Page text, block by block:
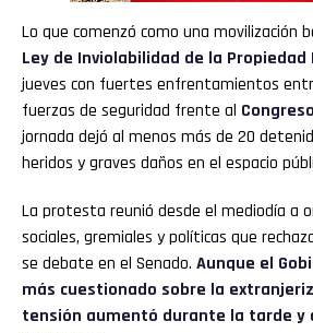
Lo que comenzó como una movilización
Ley de Inviolabilidad de la Propiedad
jueves con fuertes enfrentamientos
fuerzas de seguridad frente al
jornada dejó al menos más de 20
heridos y graves daños en el espacio
La protesta reunió desde el mediodía a
sociales, gremiales y políticas que
se debate en el Senado. Aunque el
más cuestionado sobre la
tensión aumentó durante la tarde y